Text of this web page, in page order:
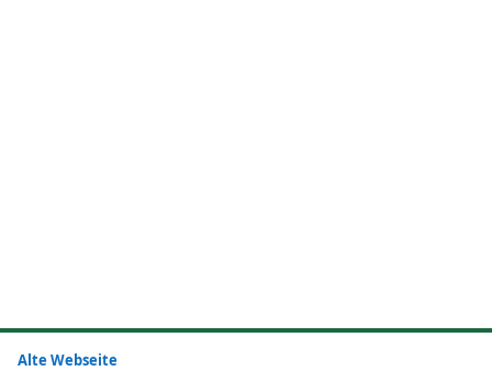
Alte Webseite